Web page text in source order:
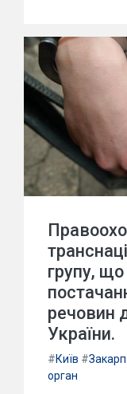
групу,
речовин
України.
#Київ #
орган